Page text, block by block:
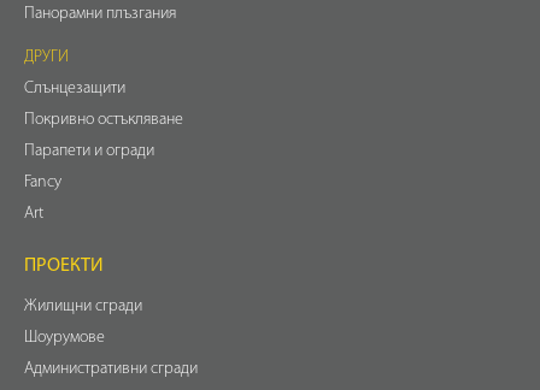
Панорамни плъзгания
ДРУГИ
Слънцезащити
Покривно остъкляване
Парапети и огради
Fancy
Art
ПРОЕКТИ
Жилищни сгради
Шоурумове
Административни сгради